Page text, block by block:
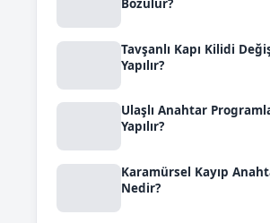
Bozulur?
Tavşanlı Kapı Kilidi
Yapılır?
Ulaşlı Anahtar
Yapılır?
Karamürsel Kayıp
Nedir?